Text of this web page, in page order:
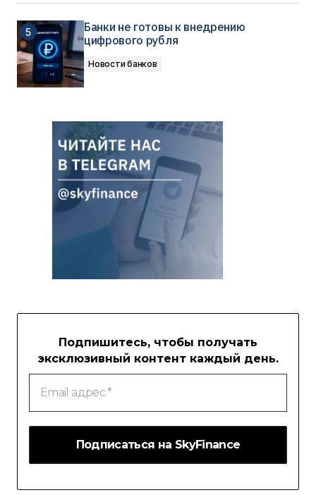
Банки не готовы к внедрению
цифрового рубля
Новости банков
Подпишитесь, чтобы получать
эксклюзивный контент каждый день.
Email
адрес